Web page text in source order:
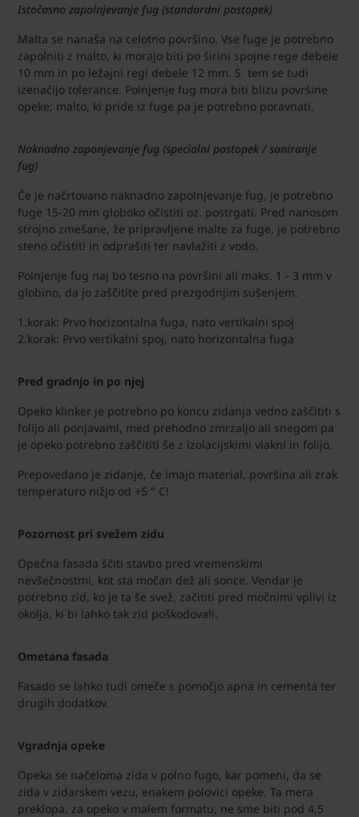
Istočasno zapolnjevanje fug (standardni postopek)
Malta se nanaša na celotno površino. Vse fuge je potrebno
zapolniti z malto, ki morajo biti po širini spojne rege debele
10 mm in po ležajni regi debele 12 mm. S tem se tudi
izenačijo tolerance. Polnjenje fug mora biti blizu površine
opeke; malto, ki pride iz fuge pa je potrebno poravnati.
Naknadno zaponjevanje fug (specialni postopek / saniranje
fug)
Če je načrtovano naknadno zapolnjevanje fug, je potrebno
fuge 15-20 mm globoko očistiti oz. postrgati. Pred nanosom
strojno zmešane, že pripravljene malte za fuge, je potrebno
steno očistiti in odprašiti ter navlažiti z vodo.
Polnjenje fug naj bo tesno na površini ali maks. 1 - 3 mm v
globino, da jo zaščitite pred prezgodnjim sušenjem.
1.korak: Prvo horizontalna fuga, nato vertikalni spoj
2.korak: Prvo vertikalni spoj, nato horizontalna fuga
Pred gradnjo in po njej
Opeko klinker je potrebno po koncu zidanja vedno zaščititi s
folijo ali ponjavami, med prehodno zmrzaljo ali snegom pa
je opeko potrebno zaščititi še z izolacijskimi vlakni in folijo.
Prepovedano je zidanje, če imajo material, površina ali zrak
temperaturo nižjo od +5 ° C!
Pozornost pri svežem zidu
Opečna fasada ščiti stavbo pred vremenskimi
nevšečnostmi, kot sta močan dež ali sonce. Vendar je
potrebno zid, ko je ta še svež, začititi pred močnimi vplivi iz
okolja, ki bi lahko tak zid poškodovali.
Ometana fasada
Fasado se lahko tudi omeče s pomočjo apna in cementa ter
drugih dodatkov.
Vgradnja opeke
Opeka se načeloma zida v polno fugo, kar pomeni, da se
zida v zidarskem vezu, enakem polovici opeke. Ta mera
preklopa, za opeko v malem formatu, ne sme biti pod 4,5